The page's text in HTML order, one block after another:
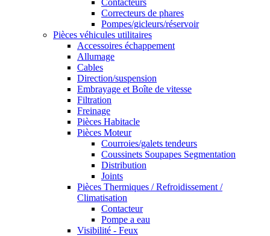
Correcteurs de phares
Pompes/gicleurs/réservoir
Pièces véhicules utilitaires
Accessoires échappement
Allumage
Cables
Direction/suspension
Embrayage et Boîte de vitesse
Filtration
Freinage
Pièces Habitacle
Pièces Moteur
Courroies/galets tendeurs
Coussinets Soupapes Segmentation
Distribution
Joints
Pièces Thermiques / Refroidissement /
Climatisation
Contacteur
Pompe a eau
Visibilité - Feux